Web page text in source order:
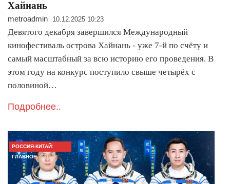
Хайнань
metroadmin 10.12.2025 10:23
Девятого декабря завершился Международный
кинофестиваль острова Хайнань - уже 7-й по счёту и
самый масштабный за всю историю его проведения. В
этом году на конкурс поступило свыше четырёх с
половиной…
Подробнее..
РОССИЯ-КИТАЙ:
ГЛАВНОЕ